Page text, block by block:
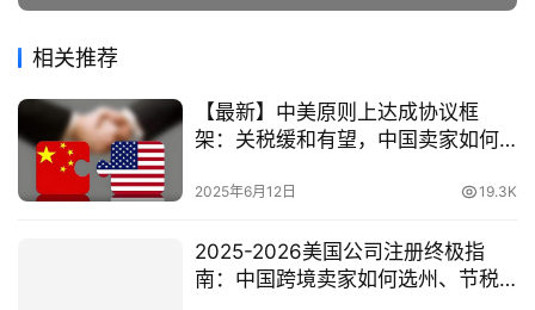
相关推荐
【最新】中美原则上达成协议框
架：关税缓和有望，中国卖家如何
2025年6月12日 19.3K
2025-2026美国公司注册终极指
南：中国跨境卖家如何选州、节税